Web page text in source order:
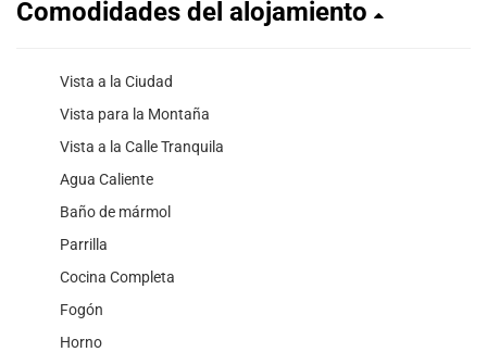
Comodidades del alojamiento
Vista a la Ciudad
Vista para la Montaña
Vista a la Calle Tranquila
Agua Caliente
Baño de mármol
Parrilla
Cocina Completa
Fogón
Horno